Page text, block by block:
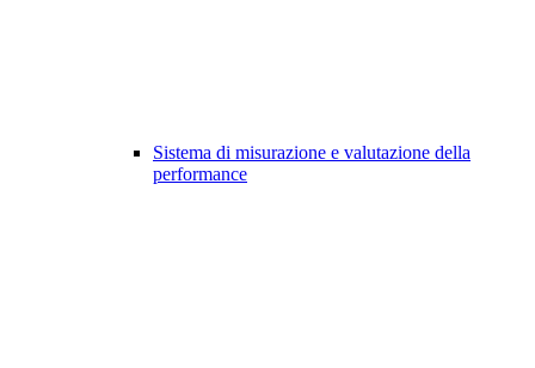
Sistema di misurazione e valutazione della
performance